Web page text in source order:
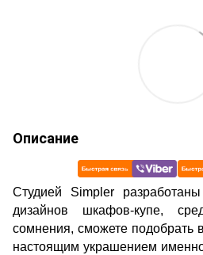
Описание
Cтудией Simpler
дизайнов шкафов-купе,
сомнения, сможете подобрать
настоящим украшением